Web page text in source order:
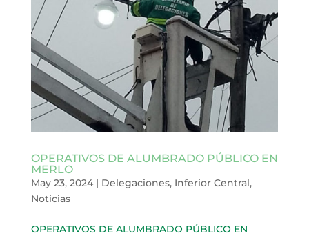
OPERATIVOS DE ALUMBRADO PÚBLICO EN
MERLO
May 23, 2024| Delegaciones, Inferior Central,
Noticias
OPERATIVOS DE ALUMBRADO PÚBLICO EN